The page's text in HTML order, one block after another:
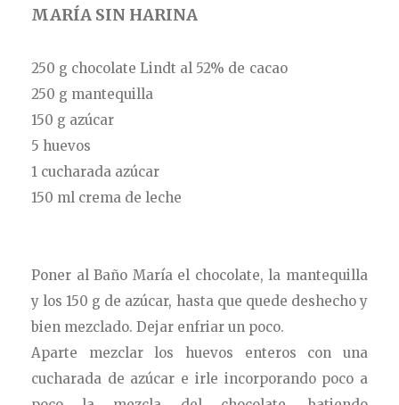
MARÍA SIN HARINA
250 g chocolate Lindt al 52% de cacao
250 g mantequilla
150 g azúcar
5 huevos
1 cucharada azúcar
150 ml crema de leche
Poner al Baño María el chocolate, la mantequilla
y los 150 g de azúcar, hasta que quede deshecho y
bien mezclado. Dejar enfriar un poco.
Aparte mezclar los huevos enteros con una
cucharada de azúcar e irle incorporando poco a